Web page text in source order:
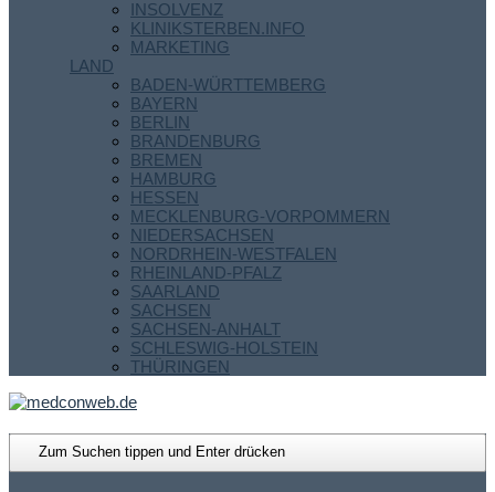
INSOLVENZ
KLINIKSTERBEN.INFO
MARKETING
LAND
BADEN-WÜRTTEMBERG
BAYERN
BERLIN
BRANDENBURG
BREMEN
HAMBURG
HESSEN
MECKLENBURG-VORPOMMERN
NIEDERSACHSEN
NORDRHEIN-WESTFALEN
RHEINLAND-PFALZ
SAARLAND
SACHSEN
SACHSEN-ANHALT
SCHLESWIG-HOLSTEIN
THÜRINGEN